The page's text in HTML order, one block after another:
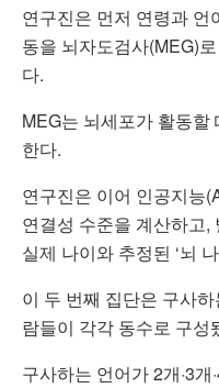
연구진은 먼저 연령과
동을 뇌자도검사(MEG)
다.
MEG는 뇌세포가 활동할
한다.
연구진은 이어 인공지능
연결성 수준을 계산하고
실제 나이와 추정된 ‘뇌
이 두 번째 집단은 구사하
람들이 각각 동수로 구성
구사하는 언어가 2개·3